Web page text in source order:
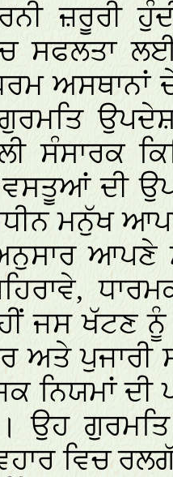
ਜ਼ਰੂਰੀ
ਸਫਲਤਾ
ਗੁਰਮਤਿ
ਸੰਸਾਰਕ
ਦੀ
ਮਨੁੱਖ
ਆਪਣੇ
ਜਸ ਖੱਟਣ
ਅਤੇ ਪੁਜਾਰੀ
ਨਿਯਮਾਂ ਦੀ
ਉਹ ਗੁਰਮਤਿ
ਵਿਚ